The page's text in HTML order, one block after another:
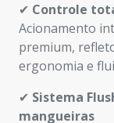
✔ Controle
Acionamento
premium,
ergonomia e
✔ Sistema
mangueiras